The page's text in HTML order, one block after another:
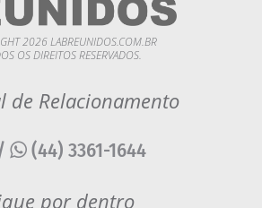
2026 LABREUNIDOS.COM.BR
OS DIREITOS RESERVADOS.
de Relacionamento
(44) 3361-1644
por dentro